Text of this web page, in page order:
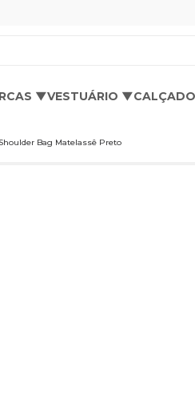
▼VESTUÁRIO ▼
Bag Matelassê Preto